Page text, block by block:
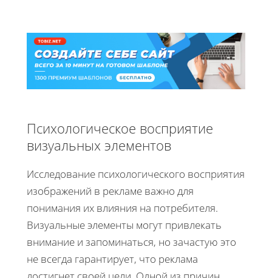
Психологическое восприятие
визуальных элементов
Исследование психологического восприятия
изображений в рекламе важно для
понимания их влияния на потребителя.
Визуальные элементы могут привлекать
внимание и запоминаться, но зачастую это
не всегда гарантирует, что реклама